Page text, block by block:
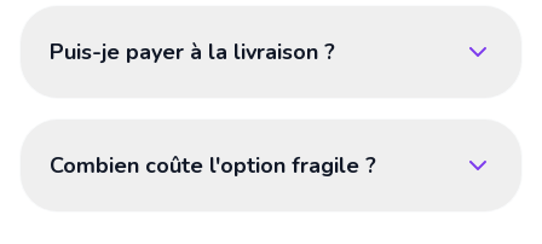
Puis-je payer à la livraison ?
Combien coûte l'option fragile ?